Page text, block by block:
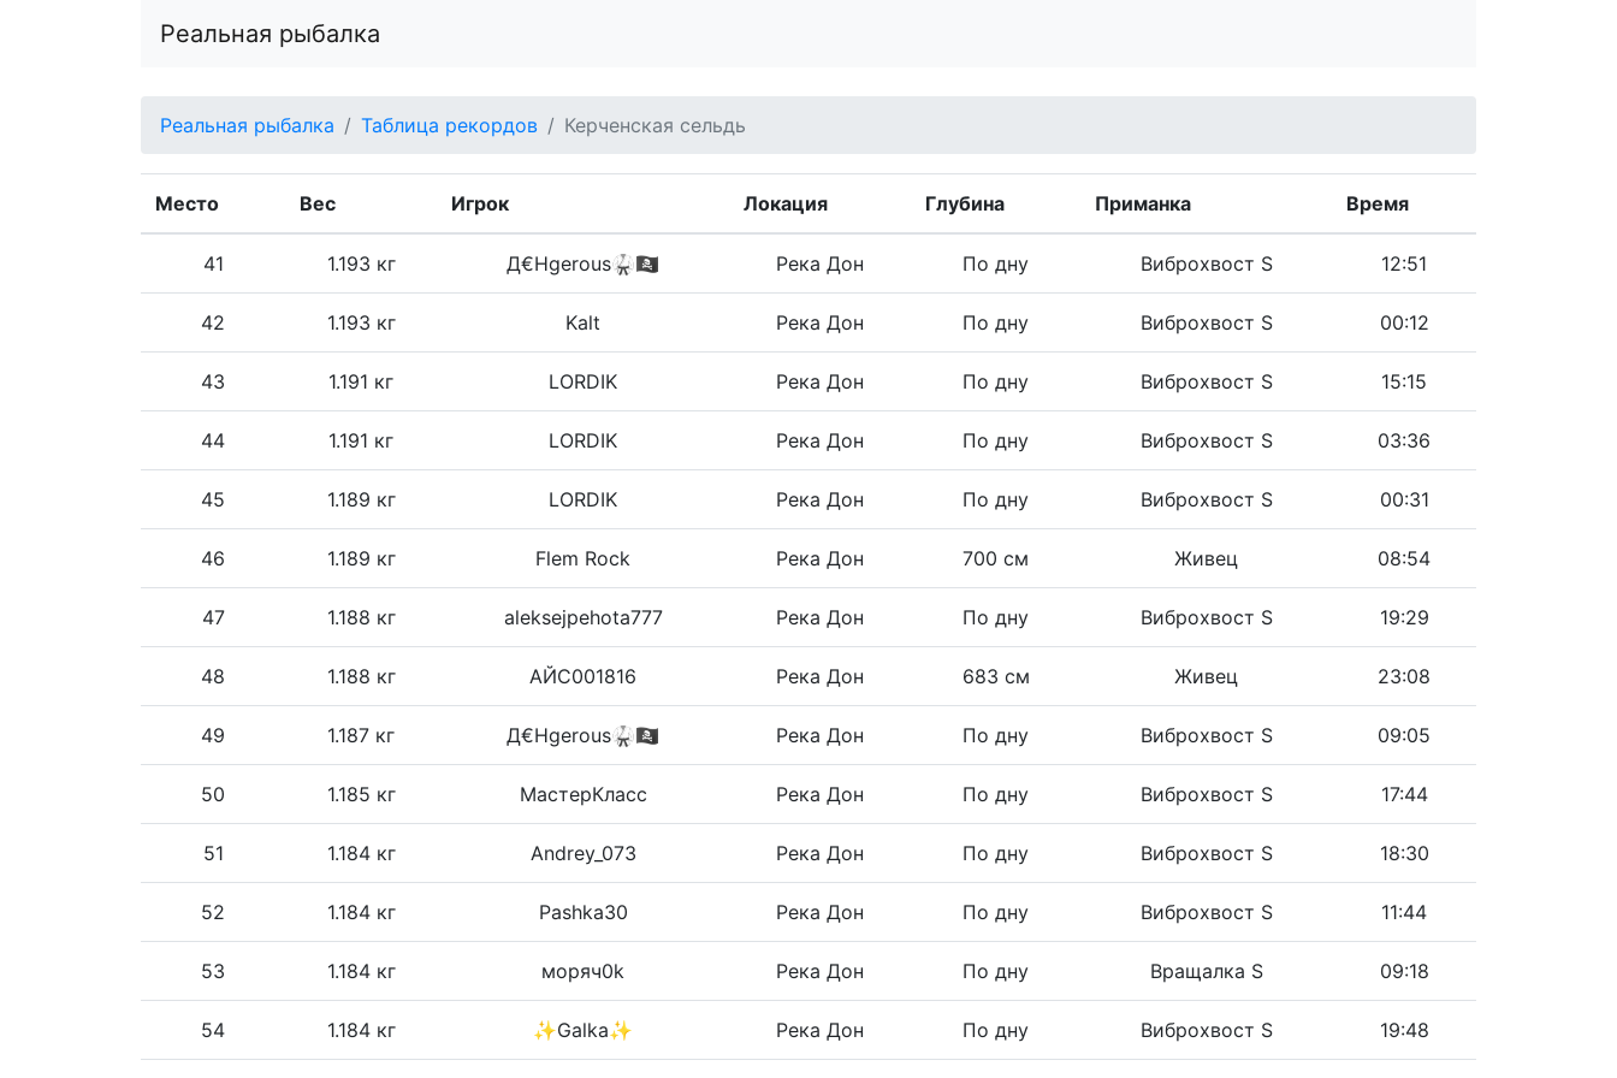
Реальная рыбалка
Реальная рыбалка Таблица рекордов Керченская сельдь
Место Вес Игрок Локация Глубина Приманка Время
41 1.193 кг Д€Нgerous🥋🏴‍☠️ Река Дон По дну Виброхвост S 12:51
42 1.193 кг Kalt Река Дон По дну Виброхвост S 00:12
43 1.191 кг LORDIK Река Дон По дну Виброхвост S 15:15
44 1.191 кг LORDIK Река Дон По дну Виброхвост S 03:36
45 1.189 кг LORDIK Река Дон По дну Виброхвост S 00:31
46 1.189 кг Flem Rock Река Дон 700 см Живец 08:54
47 1.188 кг aleksejpehota777 Река Дон По дну Виброхвост S 19:29
48 1.188 кг АЙС001816 Река Дон 683 см Живец 23:08
49 1.187 кг Д€Нgerous🥋🏴‍☠️ Река Дон По дну Виброхвост S 09:05
50 1.185 кг МастерКласс Река Дон По дну Виброхвост S 17:44
51 1.184 кг Andrey_073 Река Дон По дну Виброхвост S 18:30
52 1.184 кг Pashka30 Река Дон По дну Виброхвост S 11:44
53 1.184 кг моряч0k Река Дон По дну Вращалка S 09:18
54 1.184 кг ✨Galka✨ Река Дон По дну Виброхвост S 19:48